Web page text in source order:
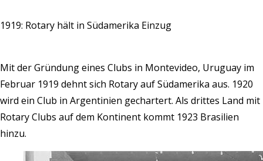
1919: Rotary hält in Südamerika Einzug
Mit der Gründung eines Clubs in Montevideo, Uruguay im
Februar 1919 dehnt sich Rotary auf Südamerika aus. 1920
wird ein Club in Argentinien gechartert. Als drittes Land mit
Rotary Clubs auf dem Kontinent kommt 1923 Brasilien
hinzu.